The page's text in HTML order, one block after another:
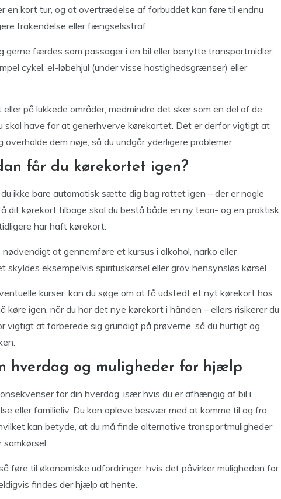
en kort tur, og at overtrædelse af forbuddet kan føre til endnu
frakendelse eller fængselsstraf.
gerne færdes som passager i en bil eller benytte transportmidler,
cykel, el-løbehjul (under visse hastighedsgrænser) eller
på lukkede områder, medmindre det sker som en del af de
skal have for at generhverve kørekortet. Det er derfor vigtigt at
dem nøje, så du undgår yderligere problemer.
får du kørekortet igen?
ikke bare automatisk sætte dig bag rattet igen – der er nogle
dit kørekort tilbage skal du bestå både en ny teori- og en praktisk
har haft kørekort.
at gennemføre et kursus i alkohol, narko eller
eksempelvis spirituskørsel eller grov hensynsløs kørsel.
kurser, kan du søge om at få udstedt et nyt kørekort hos
køre igen, når du har det nye kørekort i hånden – ellers risikerer du
vigtigt at forberede sig grundigt på prøverne, så du hurtigt og
hverdag og muligheder for hjælp
for din hverdag, især hvis du er afhængig af bil i
eller familieliv. Du kan opleve besvær med at komme til og fra
kan betyde, at du må finde alternative transportmuligheder
føre til økonomiske udfordringer, hvis det påvirker muligheden for
findes der hjælp at hente.